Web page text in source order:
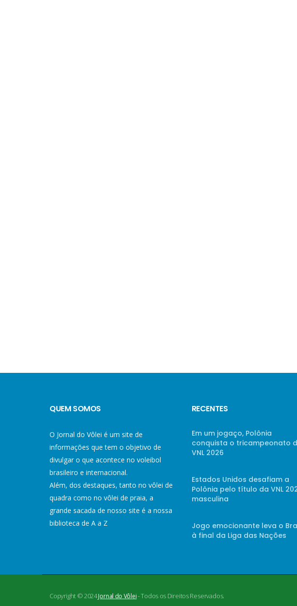
QUEM SOMOS
O Jornal do Vôlei é um site de
informações que tem o objetivo de
divulgar o que acontece no voleibol
brasileiro e internacional.
Além, dos destaques, tanto no vôlei de
quadra como no vôlei de praia, a
grande sacada de nosso site é a nossa
biblioteca de A a Z
RECENTES
Em um jogaço, Polônia
conquista o tricampeonato
VNL 2026
Estados Unidos desafiam a
Polônia pelo título da VNL
masculina
Jogo emocionante leva o
à final da Liga das Nações
Copyright © 2024Jornal do Vôlei- Todos os Direitos Reservados.